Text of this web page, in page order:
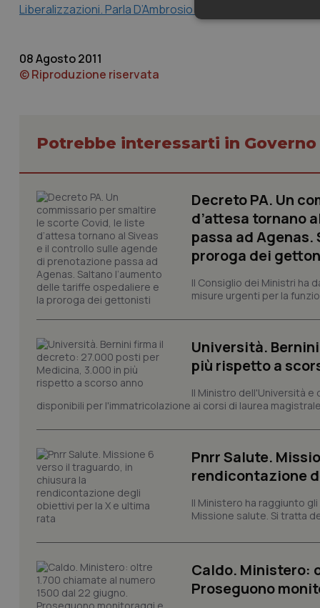
Liberalizzazioni. Parla D’Ambrosio Lettieri, il senatore che
08 Agosto 2011
© Riproduzione riservata
Potrebbe interessarti in
Decreto PA. Un
d’attesa tornano
passa ad
proroga dei
Il Consiglio dei Ministri ha
misure urgenti per la
Università.
più rispetto a
Il Ministro dell'Università e
disponibili per l'immatricolazione ai corsi di laurea
Pnrr Salute.
rendicontazione
Il Ministero ha raggiunto
Missione salute. Si tratta
Caldo. Ministero:
Proseguono
I cookie necessari
tracking-enable
tracking-sites-
PHPSESSID